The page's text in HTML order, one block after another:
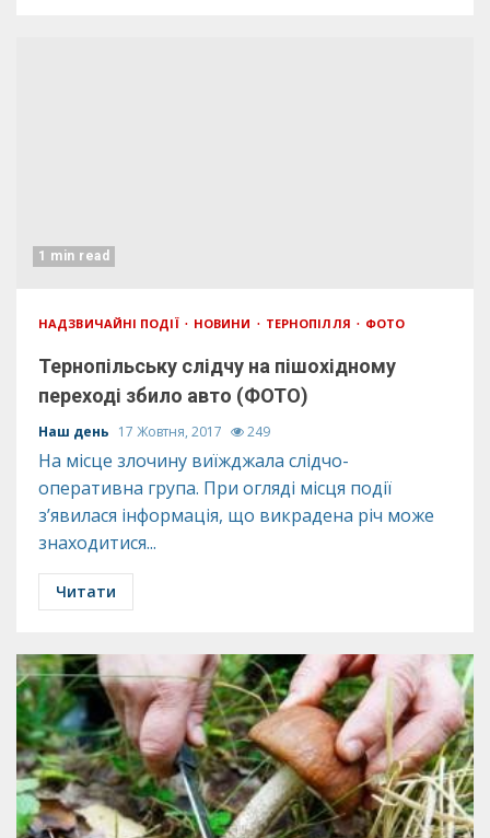
1 min read
НАДЗВИЧАЙНІ ПОДІЇ НОВИНИ ТЕРНОПІЛЛЯ ФОТО
Тернопільську слідчу на пішохідному
переході збило авто (ФОТО)
Наш день 17 Жовтня, 2017 249
На місце злочину виїжджала слідчо-
оперативна група. При огляді місця події
з’явилася інформація, що викрадена річ може
знаходитися...
Читати